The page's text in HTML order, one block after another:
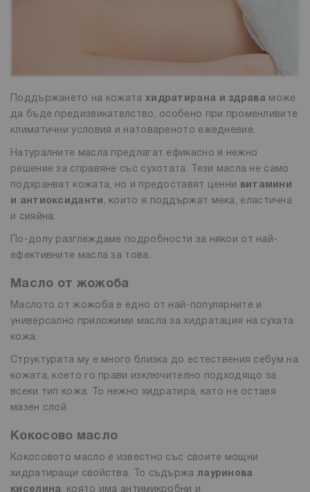
Поддържането на кожата хидратирана и здрава може
да бъде предизвикателство, особено при променливите
климатични условия и натовареното ежедневие.
Натуралните масла предлагат ефикасно и нежно
решение за справяне със сухотата. Тези масла не само
подхранват кожата, но и предоставят ценни
витамини
и антиоксиданти , които я поддържат мека, еластична
и сияйна.
По-долу разглеждаме подробности за някои от най-
ефективните масла за това.
Масло от жожоба
Маслото от жожоба е едно от най-популярните и
универсално приложими масла за хидратация на сухата
кожа.
Структурата му е много близка до естествения себум на
кожата, което го прави изключително подходящо за
всеки тип кожа. То нежно хидратира, като не оставя
мазен слой.
Кокосово масло
Кокосовото масло е известно със своите мощни
хидратиращи свойства. То съдържа лауринова
киселина, която има антимикробни и